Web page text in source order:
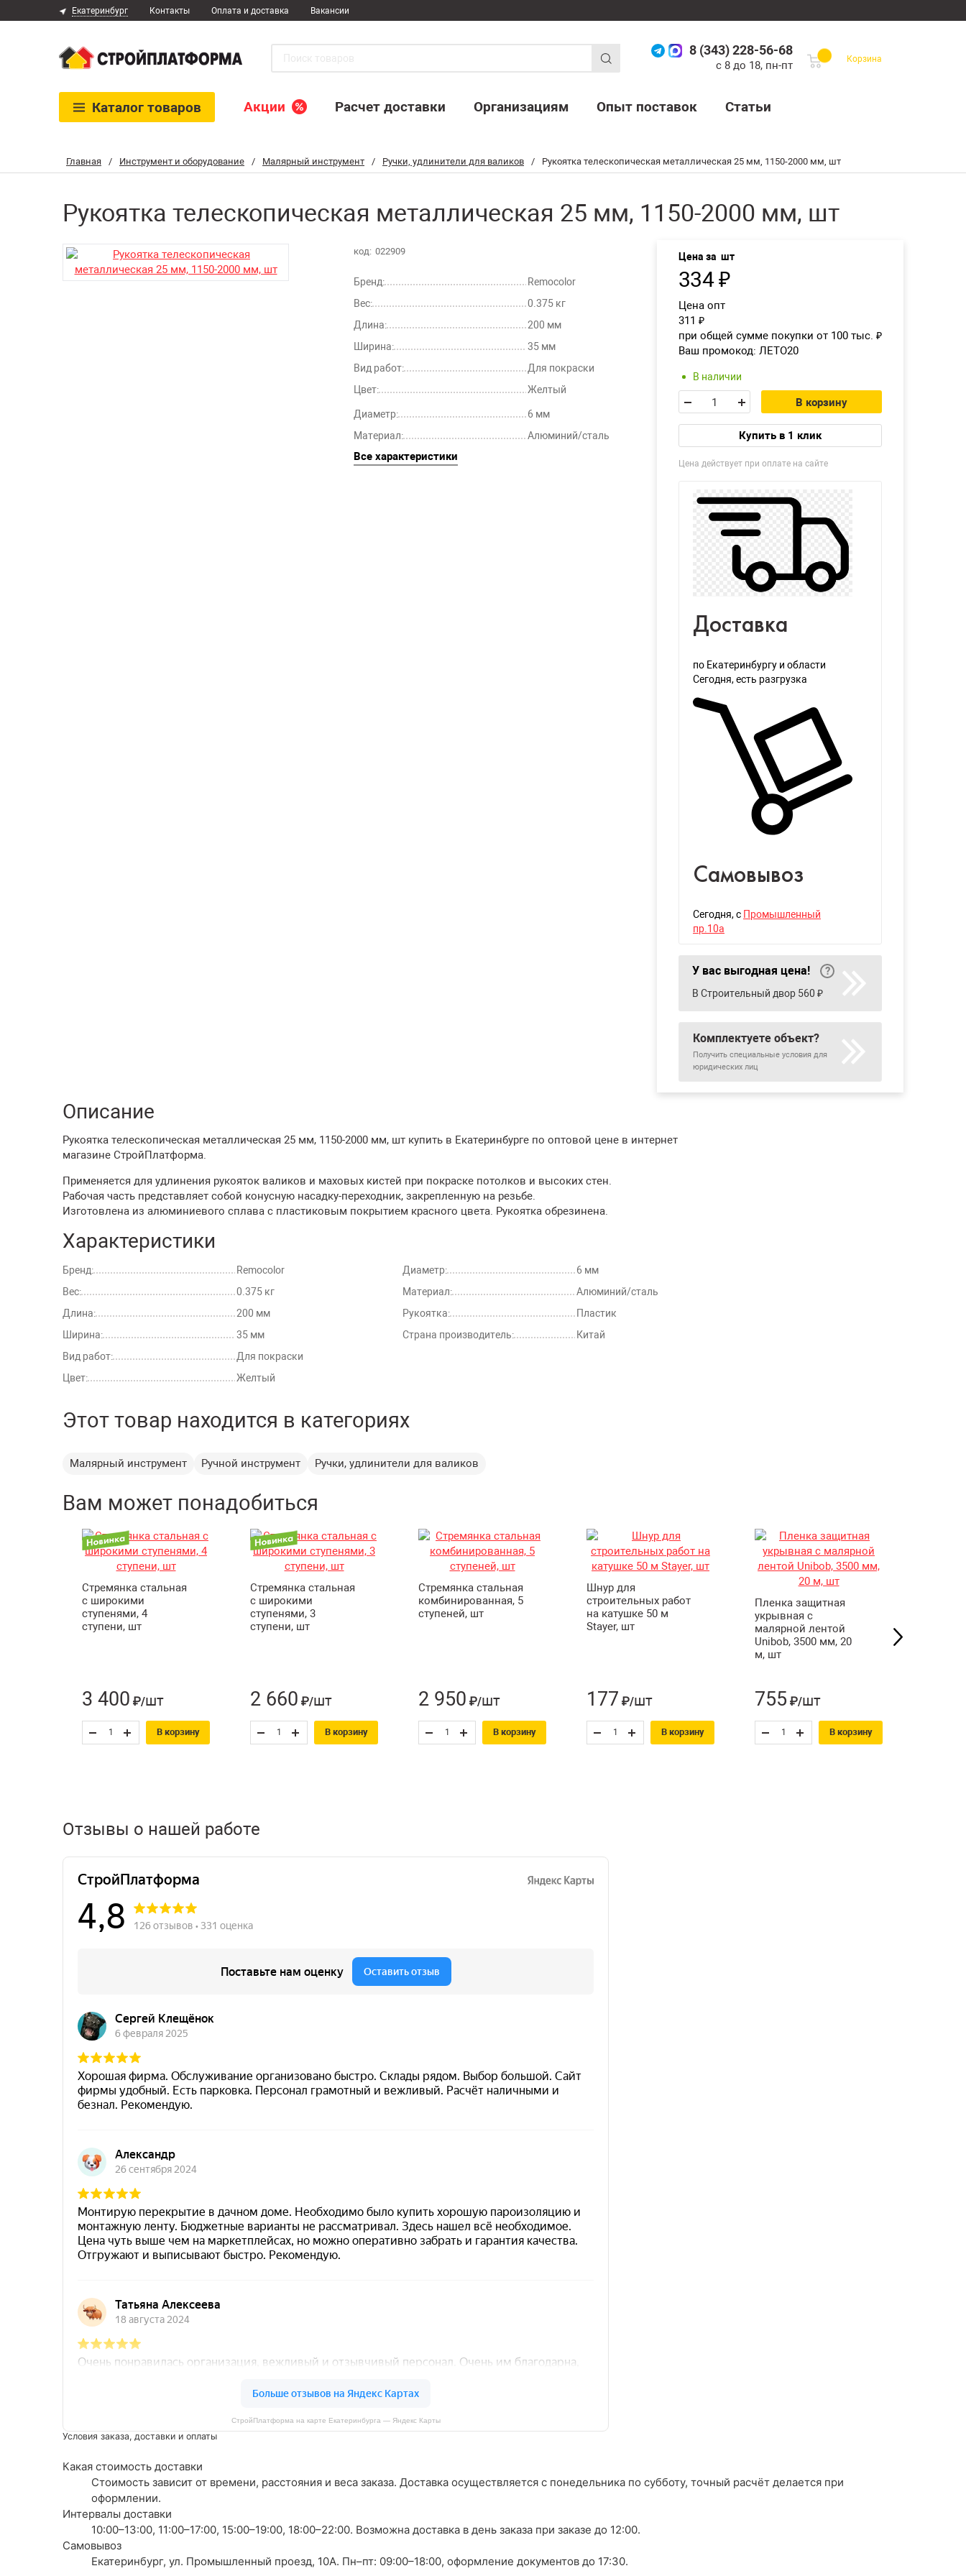
Главная / Инструмент и оборудование / Малярный инструмент / Ручки, удлинители для валиков / Рукоятка телескопическая металлическая 25 мм, 1150-2000 мм, шт
Рукоятка телескопическая металлическая 25 мм, 1150-2000 мм, шт
код: 022909
Бренд:
Remocolor
Вес:
0.375 кг
Длина:
200 мм
Ширина:
35 мм
Вид работ:
Для покраски
Цвет:
Желтый
Диаметр:
6 мм
Материал:
Алюминий/сталь
Все характеристики
Цена за шт
334₽
Цена опт
311 ₽
при общей сумме покупки от 100 тыс. ₽
Ваш промокод: ЛЕТО20
В наличии
В корзину
Купить в 1 клик
Цена действует при оплате на сайте
Доставка
по Екатеринбургу и области
Сегодня, есть разгрузка
Самовывоз
Сегодня, с Промышленный
пр.10а
У вас выгодная цена!
В Строительный двор 560 ₽
Комплектуете объект?
Получить специальные условия для
юридических лиц
Описание
Рукоятка телескопическая металлическая 25 мм, 1150-2000 мм, шт купить в Екатеринбурге по оптовой цене в интернет
магазине СтройПлатформа.
Применяется для удлинения рукояток валиков и маховых кистей при покраске потолков и высоких стен.
Рабочая часть представляет собой конусную насадку-переходник, закрепленную на резьбе.
Изготовлена из алюминиевого сплава с пластиковым покрытием красного цвета. Рукоятка обрезинена.
Характеристики
Бренд:
Remocolor
Вес:
0.375 кг
Длина:
200 мм
Ширина:
35 мм
Вид работ:
Для покраски
Цвет:
Желтый
Диаметр:
6 мм
Материал:
Алюминий/сталь
Рукоятка:
Пластик
Страна производитель:
Китай
Этот товар находится в категориях
Малярный инструмент Ручной инструмент Ручки, удлинители для валиков
Вам может понадобиться
Стремянка стальная
с широкими
ступенями, 4
ступени, шт
3 400 ₽/шт
В корзину
Стремянка стальная
с широкими
ступенями, 3
ступени, шт
2 660 ₽/шт
В корзину
Стремянка стальная
комбинированная, 5
ступеней, шт
2 950 ₽/шт
В корзину
Шнур для
строительных работ
на катушке 50 м
Stayer, шт
177 ₽/шт
В корзину
Пленка защитная
укрывная с
малярной лентой
Unibob, 3500 мм, 20
м, шт
755 ₽/шт
В корзину
Отзывы о нашей работе
СтройПлатформа на карте Екатеринбурга — Яндекс Карты
Условия заказа, доставки и оплаты
Какая стоимость доставки
Стоимость зависит от времени, расстояния и веса заказа. Доставка осуществляется с понедельника по субботу, точный расчёт делается при
оформлении.
Интервалы доставки
10:00–13:00, 11:00–17:00, 15:00–19:00, 18:00–22:00. Возможна доставка в день заказа при заказе до 12:00.
Самовывоз
Екатеринбург, ул. Промышленный проезд, 10А. Пн–пт: 09:00–18:00, оформление документов до 17:30.
Екатеринбург Контакты Оплата и доставка Вакансии
8 (343) 228-56-68
с 8 до 18, пн-пт
Корзина
Каталог товаров Акции Расчет доставки Организациям Опыт поставок Статьи